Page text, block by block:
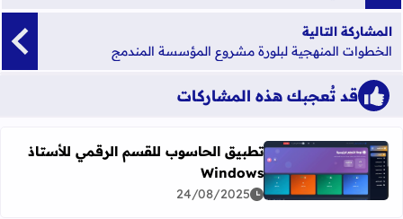
المشاركة التالية
الخطوات المنهجية لبلورة مشروع المؤسسة المندمج
قد تُعجبك هذه المشاركات
اقرأ المزيد عن تطبيق الحاسوب للقسم الرقمي للأستاذ Windows
تطبيق الحاسوب للقسم الرقمي للأستاذ
Windows
24/08/2025